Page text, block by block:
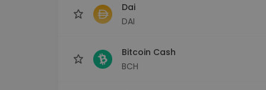
Dai
DAI
Bitcoin Cash
BCH